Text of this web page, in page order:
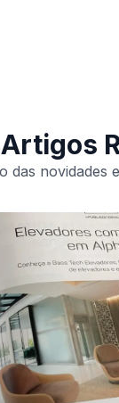
Artigos
das novidades